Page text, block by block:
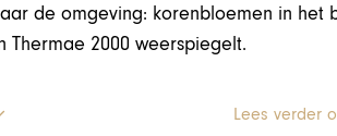
de omgeving: korenbloemen in
Thermae 2000 weerspiegelt.
Lees verder